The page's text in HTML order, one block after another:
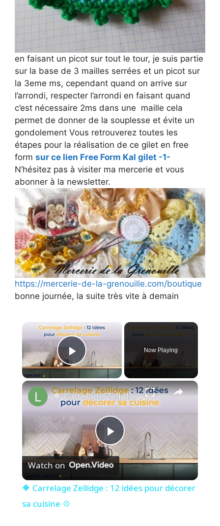
en faisant un picot sur tout le tour, je suis partie
sur la base de 3 mailles serrées et un picot sur
la 3eme ms, cependant quand on arrive sur
l’arrondi, respecter l’arrondi en faisant quand
c’est nécessaire 2ms dans une maille cela
permet de donner de la souplesse et évite un
gondolement Vous retrouverez toutes les
étapes pour la réalisation de ce gilet en free
form sur ce lien Free Form Kal gilet -1-
N’hésitez pas à visiter ma mercerie et vous
abonner à la newsletter.
https://mercerie-de-la-grenouille.com/boutique
bonne journée, la suite très vite à demain
×
Play Video
Now Playing
×
P
🔶 Carrelage Zellidge : 12 idées pour décorer sa cuisine 💠
Watch on
🔶 Carrelage Zellidge : 12 idées pour décorer
sa cuisine 💠